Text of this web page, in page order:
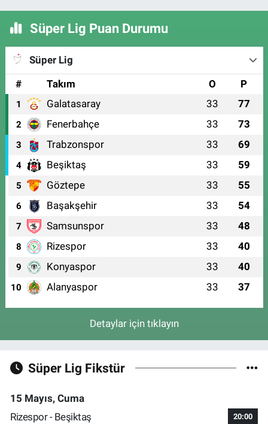
Süper Lig Puan Durumu
Süper Lig
#
Takım O P
1 Galatasaray 33 77
2 Fenerbahçe 33 73
3 Trabzonspor 33 69
4 Beşiktaş 33 59
5 Göztepe 33 55
6 Başakşehir 33 54
7 Samsunspor 33 48
8 Rizespor 33 40
9 Konyaspor 33 40
10 Alanyaspor 33 37
Detaylar için tıklayın
Süper Lig Fikstür
15 Mayıs, Cuma
Rizespor - Beşiktaş
20:00